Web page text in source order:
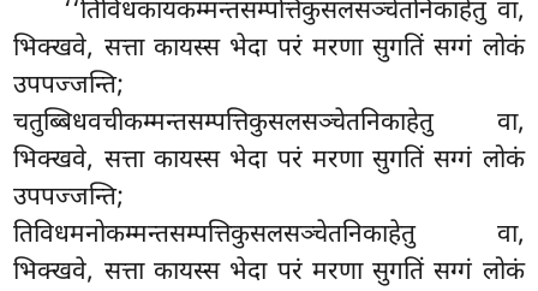
‘‘तिविधकायकम्मन्तसम्पत्तिकुसलसञ्चेतनिकाहेतु वा,
भिक्खवे, सत्ता कायस्स भेदा परं मरणा सुगतिं सग्गं लोकं
उपपज्जन्ति;
चतुब्बिधवचीकम्मन्तसम्पत्तिकुसलसञ्चेतनिकाहेतु वा,
भिक्खवे, सत्ता कायस्स भेदा परं मरणा सुगतिं सग्गं लोकं
उपपज्जन्ति;
तिविधमनोकम्मन्तसम्पत्तिकुसलसञ्चेतनिकाहेतु वा,
भिक्खवे, सत्ता कायस्स भेदा परं मरणा सुगतिं सग्गं लोकं